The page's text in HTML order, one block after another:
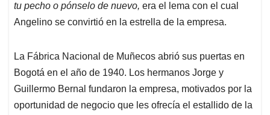
tu pecho o pónselo de nuevo, era el lema con el cual
Angelino se convirtió en la estrella de la empresa.
La Fábrica Nacional de Muñecos abrió sus puertas en
Bogotá en el año de 1940. Los hermanos Jorge y
Guillermo Bernal fundaron la empresa, motivados por la
oportunidad de negocio que les ofrecía el estallido de la